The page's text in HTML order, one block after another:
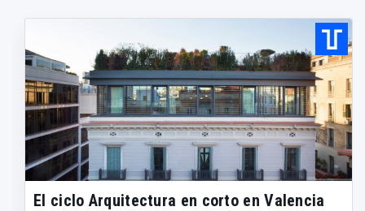
El ciclo Arquitectura en corto en Valencia